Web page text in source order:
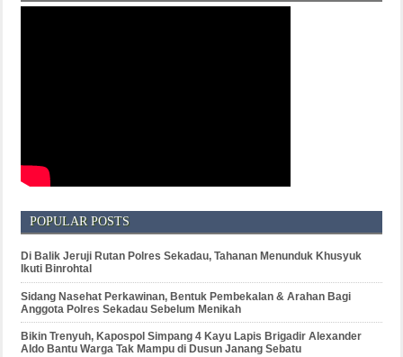
POPULAR POSTS
Di Balik Jeruji Rutan Polres Sekadau, Tahanan Menunduk Khusyuk
Ikuti Binrohtal
Sidang Nasehat Perkawinan, Bentuk Pembekalan & Arahan Bagi
Anggota Polres Sekadau Sebelum Menikah
Bikin Trenyuh, Kapospol Simpang 4 Kayu Lapis Brigadir Alexander
Aldo Bantu Warga Tak Mampu di Dusun Janang Sebatu